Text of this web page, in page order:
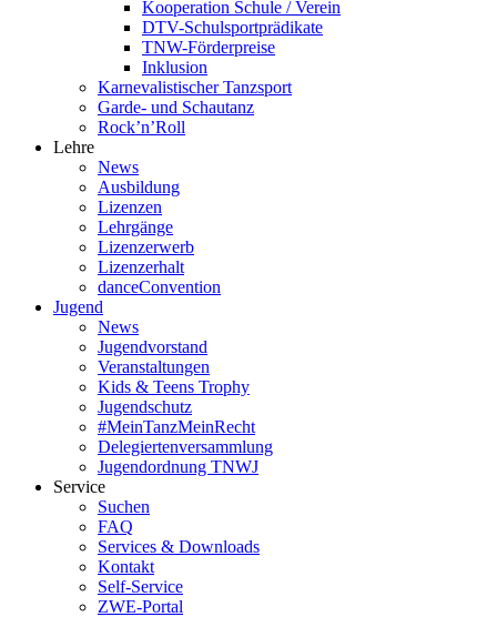
Kooperation Schule / Verein
DTV-Schulsportprädikate
TNW-Förderpreise
Inklusion
Karnevalistischer Tanzsport
Garde- und Schautanz
Rock’n’Roll
Lehre
News
Ausbildung
Lizenzen
Lehrgänge
Lizenzerwerb
Lizenzerhalt
danceConvention
Jugend
News
Jugendvorstand
Veranstaltungen
Kids & Teens Trophy
Jugendschutz
#MeinTanzMeinRecht
Delegiertenversammlung
Jugendordnung TNWJ
Service
Suchen
FAQ
Services & Downloads
Kontakt
Self-Service
ZWE-Portal